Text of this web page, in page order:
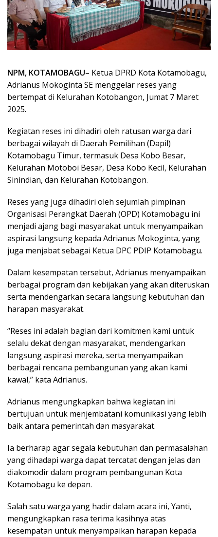
NPM, KOTAMOBAGU– Ketua DPRD Kota Kotamobagu,
Adrianus Mokoginta SE menggelar reses yang
bertempat di Kelurahan Kotobangon, Jumat 7 Maret
2025.
Kegiatan reses ini dihadiri oleh ratusan warga dari
berbagai wilayah di Daerah Pemilihan (Dapil)
Kotamobagu Timur, termasuk Desa Kobo Besar,
Kelurahan Motoboi Besar, Desa Kobo Kecil, Kelurahan
Sinindian, dan Kelurahan Kotobangon.
Reses yang juga dihadiri oleh sejumlah pimpinan
Organisasi Perangkat Daerah (OPD) Kotamobagu ini
menjadi ajang bagi masyarakat untuk menyampaikan
aspirasi langsung kepada Adrianus Mokoginta, yang
juga menjabat sebagai Ketua DPC PDIP Kotamobagu.
Dalam kesempatan tersebut, Adrianus menyampaikan
berbagai program dan kebijakan yang akan diteruskan
serta mendengarkan secara langsung kebutuhan dan
harapan masyarakat.
“Reses ini adalah bagian dari komitmen kami untuk
selalu dekat dengan masyarakat, mendengarkan
langsung aspirasi mereka, serta menyampaikan
berbagai rencana pembangunan yang akan kami
kawal,” kata Adrianus.
Adrianus mengungkapkan bahwa kegiatan ini
bertujuan untuk menjembatani komunikasi yang lebih
baik antara pemerintah dan masyarakat.
Ia berharap agar segala kebutuhan dan permasalahan
yang dihadapi warga dapat tercatat dengan jelas dan
diakomodir dalam program pembangunan Kota
Kotamobagu ke depan.
Salah satu warga yang hadir dalam acara ini, Yanti,
mengungkapkan rasa terima kasihnya atas
kesempatan untuk menyampaikan harapan kepada